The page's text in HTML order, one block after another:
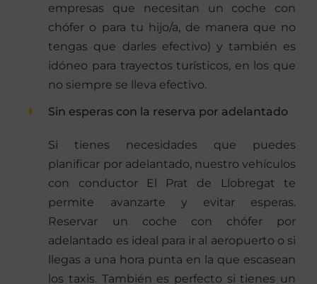
empresas que necesitan un coche con
chófer o para tu hijo/a, de manera que no
tengas que darles efectivo) y también es
idóneo para trayectos turísticos, en los que
no siempre se lleva efectivo.
Sin esperas con la reserva por adelantado
Si tienes necesidades que puedes
planificar por adelantado, nuestro vehículos
con conductor El Prat de Llobregat te
permite avanzarte y evitar esperas.
Reservar un coche con chófer por
adelantado es ideal para ir al aeropuerto o si
llegas a una hora punta en la que escasean
los taxis. También es perfecto si tienes un